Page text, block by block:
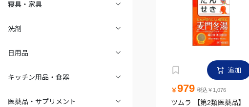
寝具・家具
洗剤
日用品
キッチン用品・食器
医薬品・サプリメント
追加
￥979 税込￥1,076
ツムラ 【第2類医薬品】